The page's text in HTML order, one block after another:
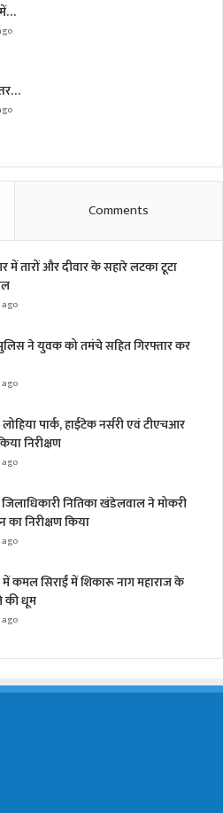
में…
Comments
में तारों और दीवार के सहारे लटका टूटा
ago
ने युवक को तमंचे सहित गिरफ्तार कर
ago
पार्क, हाईटेक नर्सरी एवं टीएचआर
निरीक्षण
ago
जिलाधिकारी नितिका खंडेलवाल ने मोकरी
का निरीक्षण किया
ago
में कमल सिराईं में शिकारू नाग महाराज के
की धूम
ago